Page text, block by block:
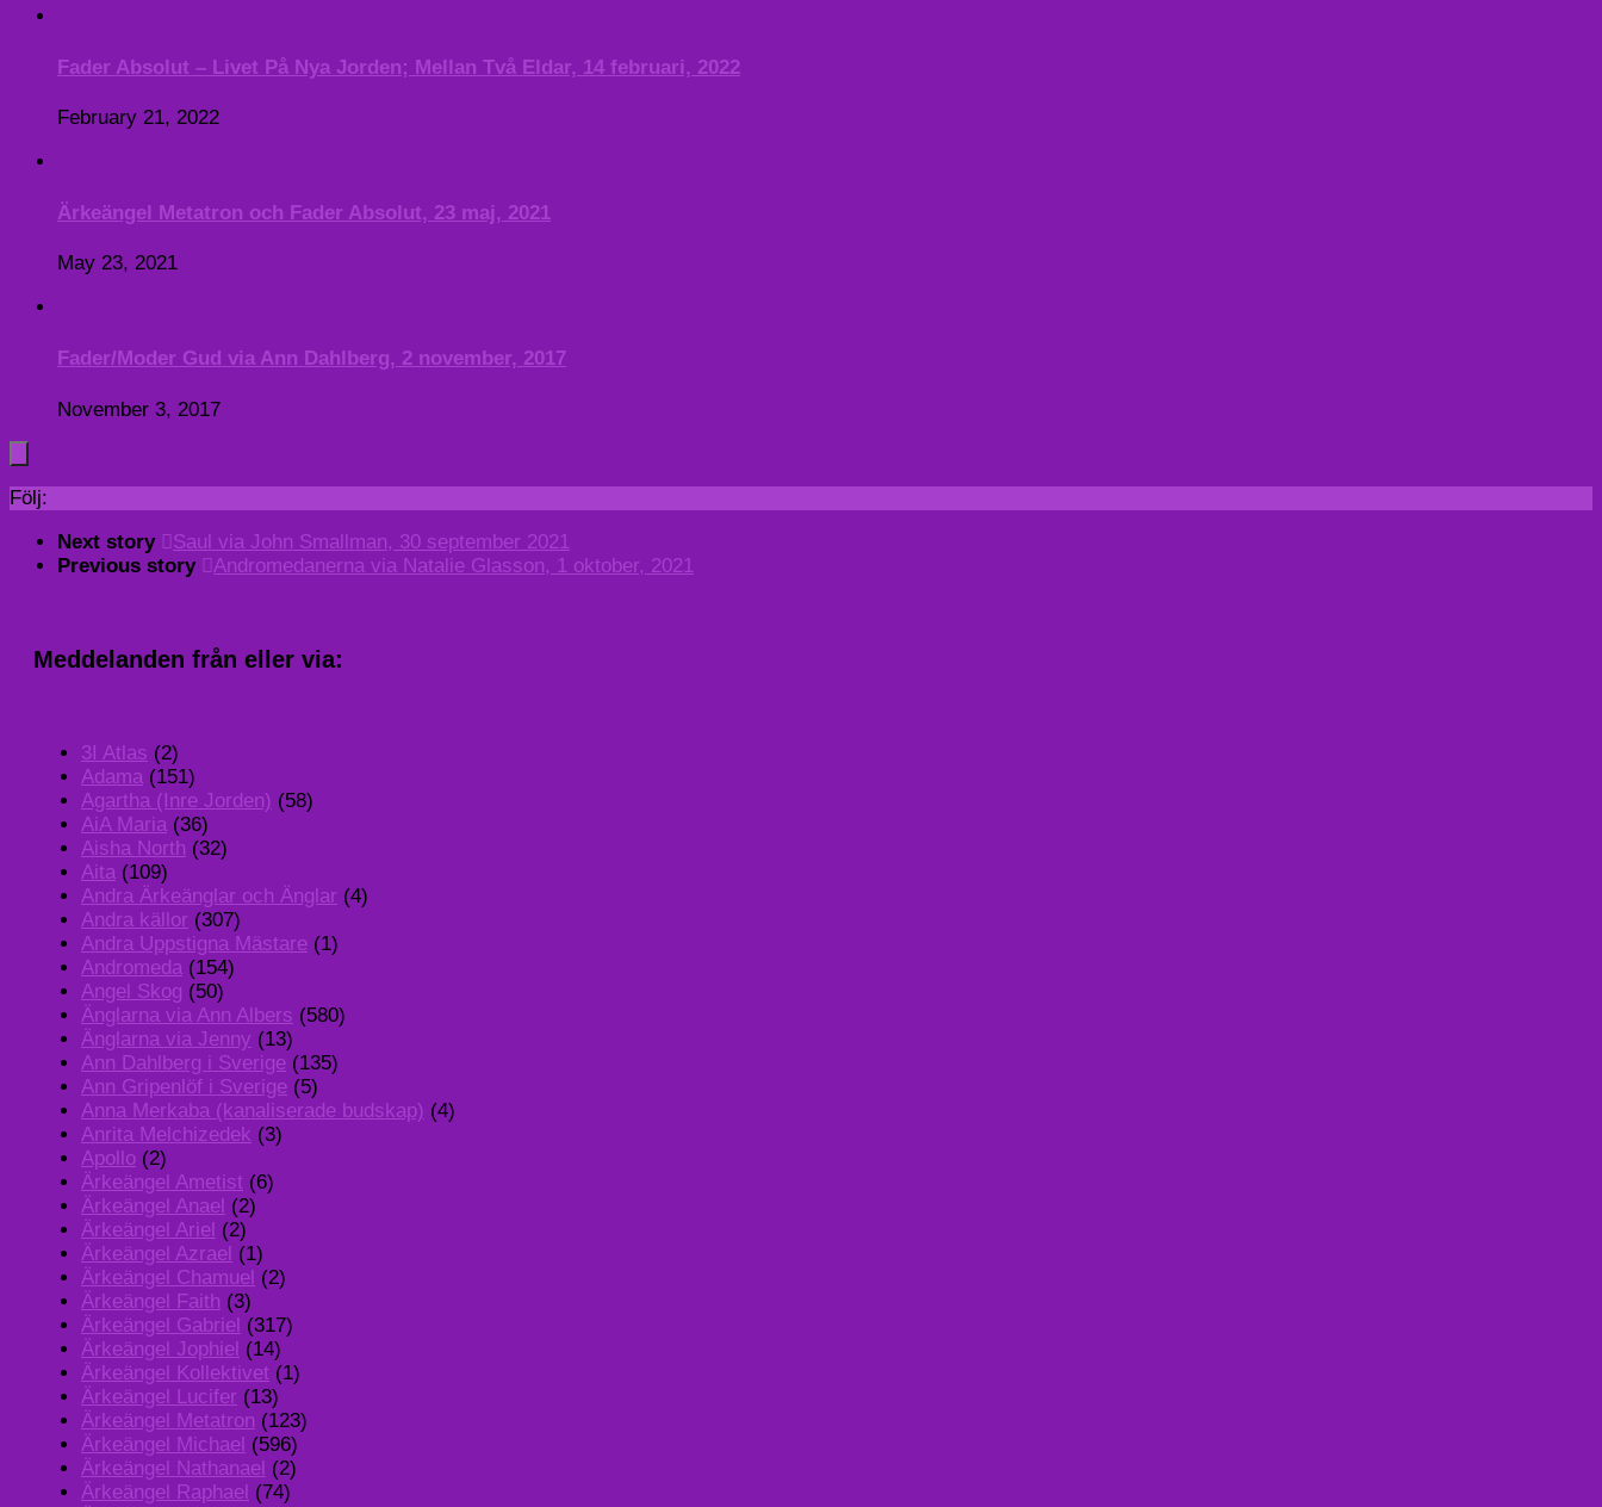
Fader Absolut – Livet På Nya Jorden; Mellan Två Eldar, 14 februari, 2022
February 21, 2022
Ärkeängel Metatron och Fader Absolut, 23 maj, 2021
May 23, 2021
Fader/Moder Gud via Ann Dahlberg, 2 november, 2017
November 3, 2017
Följ:
Next story
Saul via John Smallman, 30 september 2021
Previous story
Andromedanerna via Natalie Glasson, 1 oktober, 2021
Meddelanden från eller via:
3I Atlas (2)
Adama (151)
Agartha (Inre Jorden) (58)
AiA Maria (36)
Aisha North (32)
Aita (109)
Andra Ärkeänglar och Änglar (4)
Andra källor (307)
Andra Uppstigna Mästare (1)
Andromeda (154)
Angel Skog (50)
Änglarna via Ann Albers (580)
Änglarna via Jenny (13)
Ann Dahlberg i Sverige (135)
Ann Gripenlöf i Sverige (5)
Anna Merkaba (kanaliserade budskap) (4)
Anrita Melchizedek (3)
Apollo (2)
Ärkeängel Ametist (6)
Ärkeängel Anael (2)
Ärkeängel Ariel (2)
Ärkeängel Azrael (1)
Ärkeängel Chamuel (2)
Ärkeängel Faith (3)
Ärkeängel Gabriel (317)
Ärkeängel Jophiel (14)
Ärkeängel Kollektivet (1)
Ärkeängel Lucifer (13)
Ärkeängel Metatron (123)
Ärkeängel Michael (596)
Ärkeängel Nathanael (2)
Ärkeängel Raphael (74)